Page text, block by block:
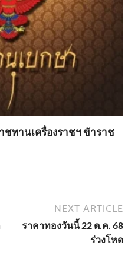
ชทานเครื่องราชฯ ข้าราช
NEXT ARTICLE
ราคาทองวันนี้ 22 ต.ค. 68
ร่วงโหด